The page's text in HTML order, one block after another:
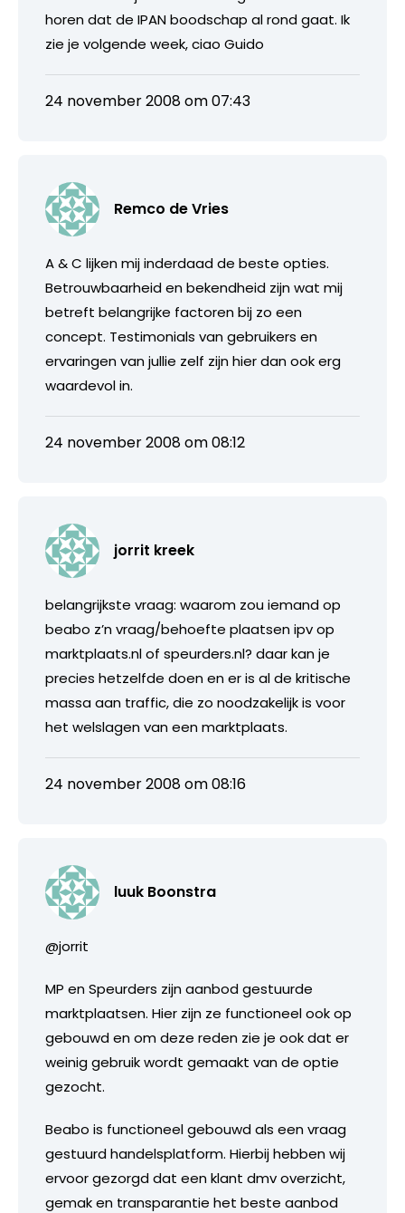
horen dat de IPAN boodschap al rond gaat. Ik
zie je volgende week, ciao Guido
24 november 2008 om 07:43
Remco de Vries
A & C lijken mij inderdaad de beste opties.
Betrouwbaarheid en bekendheid zijn wat mij
betreft belangrijke factoren bij zo een
concept. Testimonials van gebruikers en
ervaringen van jullie zelf zijn hier dan ook erg
waardevol in.
24 november 2008 om 08:12
jorrit kreek
belangrijkste vraag: waarom zou iemand op
beabo z’n vraag/behoefte plaatsen ipv op
marktplaats.nl of speurders.nl? daar kan je
precies hetzelfde doen en er is al de kritische
massa aan traffic, die zo noodzakelijk is voor
het welslagen van een marktplaats.
24 november 2008 om 08:16
luuk Boonstra
@jorrit
MP en Speurders zijn aanbod gestuurde
marktplaatsen. Hier zijn ze functioneel ook op
gebouwd en om deze reden zie je ook dat er
weinig gebruik wordt gemaakt van de optie
gezocht.
Beabo is functioneel gebouwd als een vraag
gestuurd handelsplatform. Hierbij hebben wij
ervoor gezorgd dat een klant dmv overzicht,
gemak en transparantie het beste aanbod